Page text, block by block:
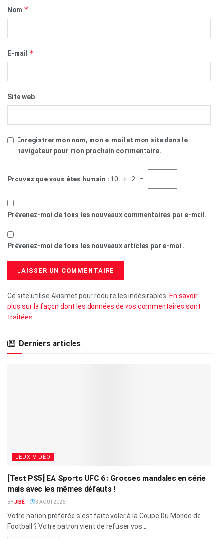
Nom *
E-mail *
Site web
Enregistrer mon nom, mon e-mail et mon site dans le
navigateur pour mon prochain commentaire.
Prouvez que vous êtes humain : 10 + 2 =
Prévenez-moi de tous les nouveaux commentaires par e-mail.
Prévenez-moi de tous les nouveaux articles par e-mail.
Ce site utilise Akismet pour réduire les indésirables. En savoir
plus sur la façon dont les données de vos commentaires sont
traitées.
Derniers articles
JEUX VIDÉO
[Test PS5] EA Sports UFC 6 : Grosses mandales en série
mais avec les mêmes défauts !
BYJIBÉ 8 AOÛT 2026
Votre nation préférée s'est faite voler à la Coupe Du Monde de
Football ? Votre patron vient de refuser vos...